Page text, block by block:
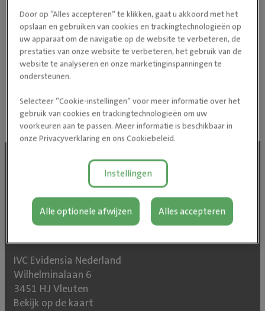
Klinieken in Zwitserland
Klinieken in België
Klinieken in Ierland
Follow us on social media
IVC Evidensia Nederland
Wilhelminalaan 6
3451 HJ Vleuten
Bekijk op de kaart
Door op “Alles accepteren” te klikken, gaat u akkoord met het
opslaan en gebruiken van cookies en trackingtechnologieën op
uw apparaat om de navigatie op de website te verbeteren, de
prestaties van onze website te verbeteren, het gebruik van de
website te analyseren en onze marketinginspanningen te
ondersteunen.
Selecteer “Cookie-instellingen” voor meer informatie over het
gebruik van cookies en trackingtechnologieën om uw
voorkeuren aan te passen. Meer informatie is beschikbaar in
onze Privacyverklaring en ons Cookiebeleid.
Instellingen
Alle optionele afwijzen Alles accepteren